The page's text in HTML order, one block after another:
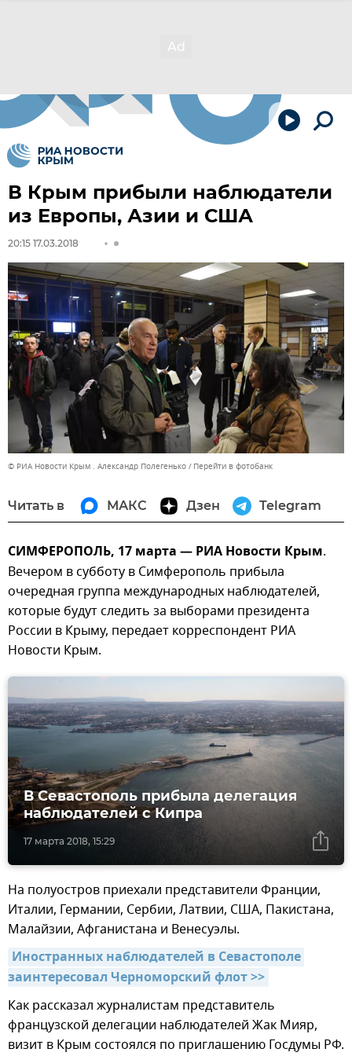
В Крым прибыли наблюдатели
из Европы, Азии и США
20:15 17.03.2018
© РИА Новости Крым . Александр Полегенько Перейти в фотобанк
Читать в МАКС Дзен Telegram
СИМФЕРОПОЛЬ, 17 марта — РИА Новости Крым.
Вечером в субботу в Симферополь прибыла
очередная группа международных наблюдателей,
которые будут следить за выборами президента
России в Крыму, передает корреспондент РИА
Новости Крым.
17 марта 2018, 15:29
В Севастополь прибыла делегация
наблюдателей с Кипра
На полуостров приехали представители Франции,
Италии, Германии, Сербии, Латвии, США, Пакистана,
Малайзии, Афганистана и Венесуэлы.
Иностранных наблюдателей в Севастополе
заинтересовал Черноморский флот >>
Как рассказал журналистам представитель
французской делегации наблюдателей Жак Мияр,
визит в Крым состоялся по приглашению Госдумы РФ.